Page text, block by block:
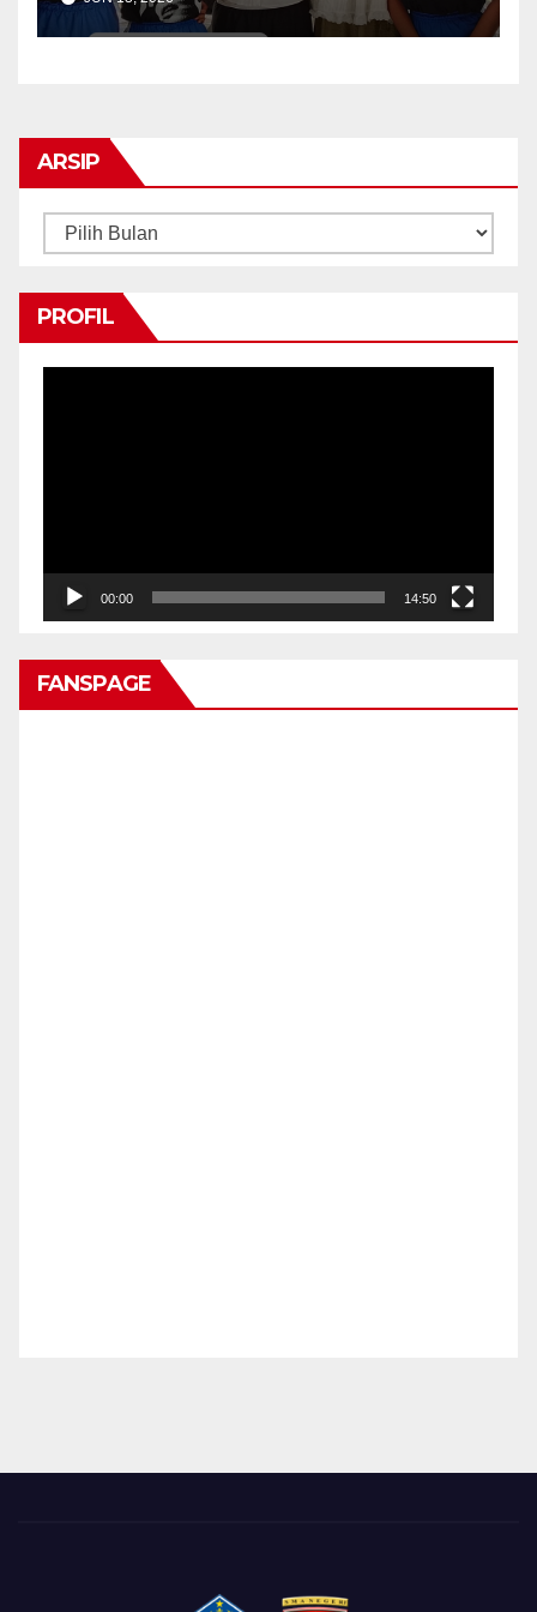
Ohio State University Interns
ARSIP
Arsip
PROFIL
00:00 14:50
FANSPAGE